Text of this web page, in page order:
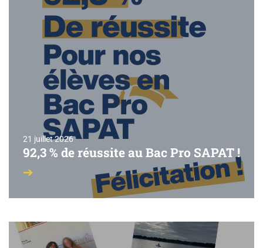
21 juillet 2026
92,3 % de réussite au Bac Pro SAPAT !